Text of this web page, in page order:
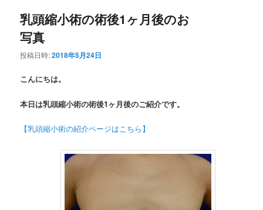
乳頭縮小術の術後1ヶ月後のお
写真
投稿日時:2018年5月24日
こんにちは。
本日は乳頭縮小術の術後1ヶ月後のご紹介です。
【乳頭縮小術の紹介ページはこちら】